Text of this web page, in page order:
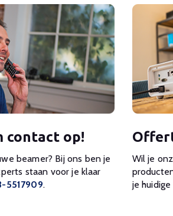
contact op!
beamer? Bij ons ben je
staan voor je klaar
5517909.
Wil je
je